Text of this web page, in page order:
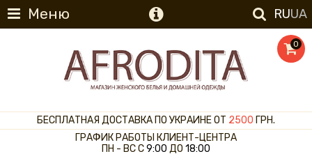
Меню RUUA
0
БЕСПЛАТНАЯ ДОСТАВКА ПО УКРАИНЕ ОТ 2500 ГРН.
ГРАФИК РАБОТЫ КЛИЕНТ-ЦЕНТРА
ПН - ВС С9:00 ДО 18:00